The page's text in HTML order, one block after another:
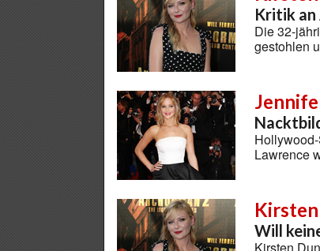
Kritik
Die 32-
gestohlen
Lawrence
Will
Kirsten